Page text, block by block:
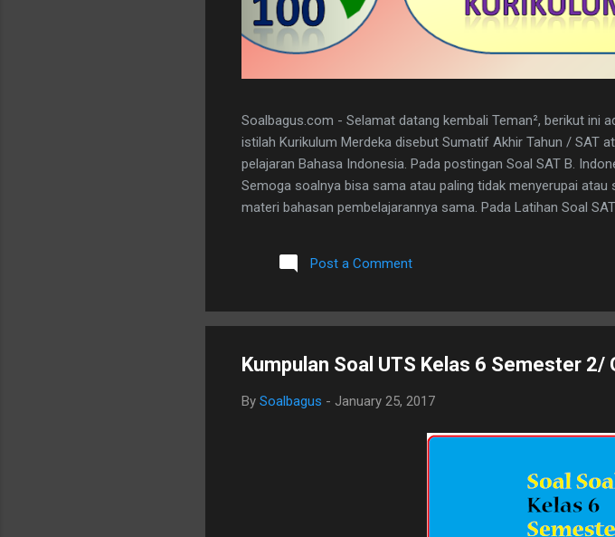
Soalbagus.com - Selamat datang kembali Teman², berikut ini
istilah Kurikulum Merdeka disebut Sumatif Akhir Tahun / SAT
pelajaran Bahasa Indonesia. Pada postingan Soal SAT B.
Semoga soalnya bisa sama atau paling tidak menyerupai
materi bahasan pembelajarannya sama. Pada Latihan Soal
dibawah ini. I. PILIHAN GANDA 1. D 2. A 3. C 4. B 5. B 6. B 7. C
A 20. D II.URAIAN 1. Judul Berita, Teras Berita, dan Isi Berita
Post a Comment
Kumpulan Soal UTS Kelas 6 Semester 2/
By Soalbagus - January 25, 2017